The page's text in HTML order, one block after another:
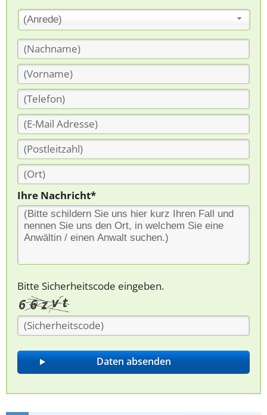
(Anrede)
Ihre Nachricht*
Bitte Sicherheitscode eingeben.